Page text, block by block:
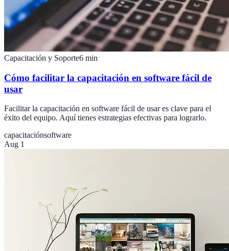
Capacitación y Soporte6 min
Cómo facilitar la capacitación en software fácil de
usar
Facilitar la capacitación en software fácil de usar es clave para el
éxito del equipo. Aquí tienes estrategias efectivas para lograrlo.
capacitaciónsoftware
Aug 1